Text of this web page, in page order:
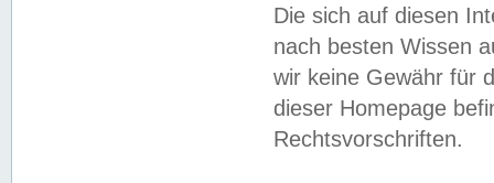
Die sich auf diesen
nach besten Wissen
wir keine Gewähr für
dieser Homepage
Rechtsvorschriften.